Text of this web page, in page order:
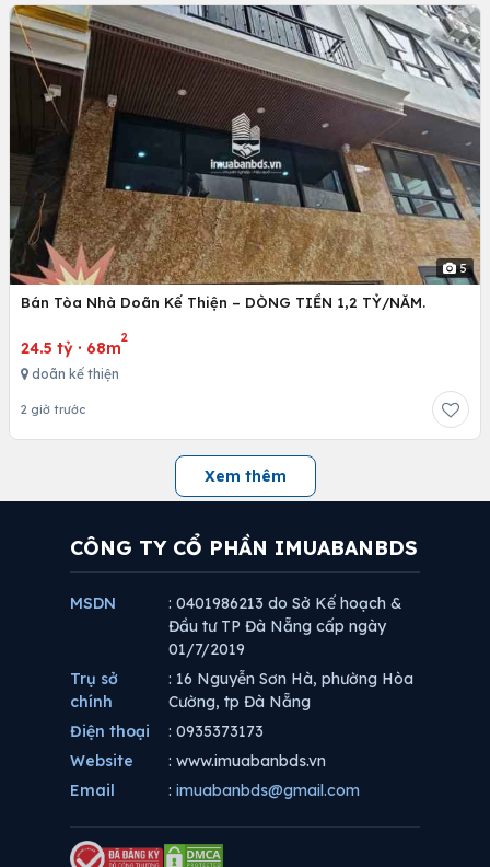
5
Bán Tòa Nhà Doãn Kế Thiện – DÒNG TIỀN 1,2 TỶ/NĂM.
24.5 tỷ · 68m
2
doãn kế thiện
2 giờ trước
Xem thêm
CÔNG TY CỔ PHẦN IMUABANBDS
MSDN
: 0401986213 do Sở Kế hoạch &
Đầu tư TP Đà Nẵng cấp ngày
01/7/2019
Trụ sở
chính
: 16 Nguyễn Sơn Hà, phường Hòa
Cường, tp Đà Nẵng
Điện thoại
: 0935373173
Website
: www.imuabanbds.vn
Email
: imuabanbds@gmail.com